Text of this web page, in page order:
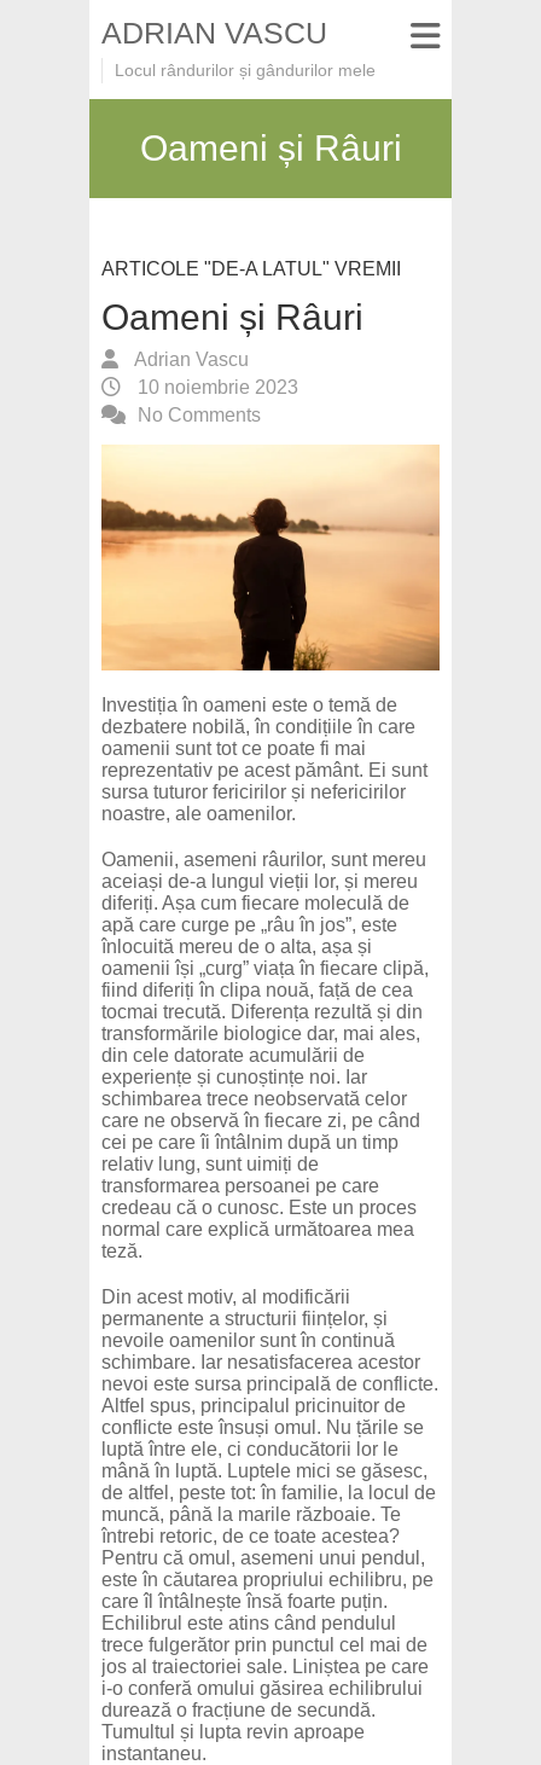
ADRIAN VASCU
Locul rândurilor și gândurilor mele
Oameni și Râuri
ARTICOLE "DE-A LATUL" VREMII
Oameni și Râuri
Adrian Vascu
10 noiembrie 2023
No Comments
Investiția în oameni este o temă de
dezbatere nobilă, în condițiile în care
oamenii sunt tot ce poate fi mai
reprezentativ pe acest pământ. Ei sunt
sursa tuturor fericirilor și nefericirilor
noastre, ale oamenilor.
Oamenii, asemeni râurilor, sunt mereu
aceiași de-a lungul vieții lor, și mereu
diferiți. Așa cum fiecare moleculă de
apă care curge pe „râu în jos”, este
înlocuită mereu de o alta, așa și
oamenii își „curg” viața în fiecare clipă,
fiind diferiți în clipa nouă, față de cea
tocmai trecută. Diferența rezultă și din
transformările biologice dar, mai ales,
din cele datorate acumulării de
experiențe și cunoștințe noi. Iar
schimbarea trece neobservată celor
care ne observă în fiecare zi, pe când
cei pe care îi întâlnim după un timp
relativ lung, sunt uimiți de
transformarea persoanei pe care
credeau că o cunosc. Este un proces
normal care explică următoarea mea
teză.
Din acest motiv, al modificării
permanente a structurii ființelor, și
nevoile oamenilor sunt în continuă
schimbare. Iar nesatisfacerea acestor
nevoi este sursa principală de conflicte.
Altfel spus, principalul pricinuitor de
conflicte este însuși omul. Nu țările se
luptă între ele, ci conducătorii lor le
mână în luptă. Luptele mici se găsesc,
de altfel, peste tot: în familie, la locul de
muncă, până la marile războaie. Te
întrebi retoric, de ce toate acestea?
Pentru că omul, asemeni unui pendul,
este în căutarea propriului echilibru, pe
care îl întâlnește însă foarte puțin.
Echilibrul este atins când pendulul
trece fulgerător prin punctul cel mai de
jos al traiectoriei sale. Liniștea pe care
i-o conferă omului găsirea echilibrului
durează o fracțiune de secundă.
Tumultul și lupta revin aproape
instantaneu.